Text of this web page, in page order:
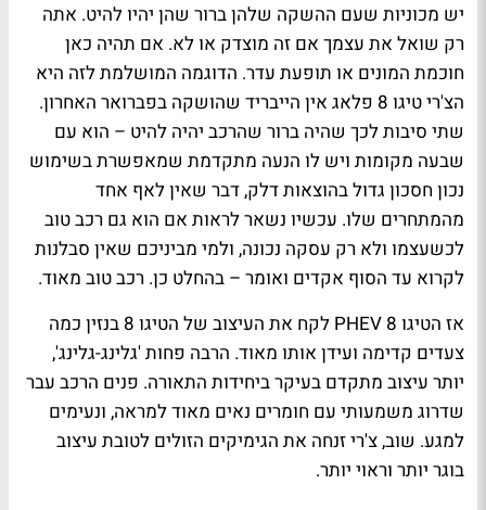
יש מכוניות שעם ההשקה שלהן ברור שהן יהיו להיט. אתה
רק שואל את עצמך אם זה מוצדק או לא. אם תהיה כאן
חוכמת המונים או תופעת עדר. הדוגמה המושלמת לזה היא
הצ'רי טיגו 8 פלאג אין הייבריד שהושקה בפברואר האחרון.
שתי סיבות לכך שהיה ברור שהרכב יהיה להיט – הוא עם
שבעה מקומות ויש לו הנעה מתקדמת שמאפשרת בשימוש
נכון חסכון גדול בהוצאות דלק, דבר שאין לאף אחד
מהמתחרים שלו. עכשיו נשאר לראות אם הוא גם רכב טוב
לכשעצמו ולא רק עסקה נכונה, ולמי מביניכם שאין סבלנות
לקרוא עד הסוף אקדים ואומר – בהחלט כן. רכב טוב מאוד.
אז הטיגו 8
PHEV
לקח את העיצוב של הטיגו 8 בנזין כמה
צעדים קדימה ועידן אותו מאוד. הרבה פחות 'גלינג-גלינג',
יותר עיצוב מתקדם בעיקר ביחידות התאורה. פנים הרכב עבר
שדרוג משמעותי עם חומרים נאים מאוד למראה, ונעימים
למגע. שוב, צ'רי זנחה את הגימיקים הזולים לטובת עיצוב
בוגר יותר וראוי יותר.